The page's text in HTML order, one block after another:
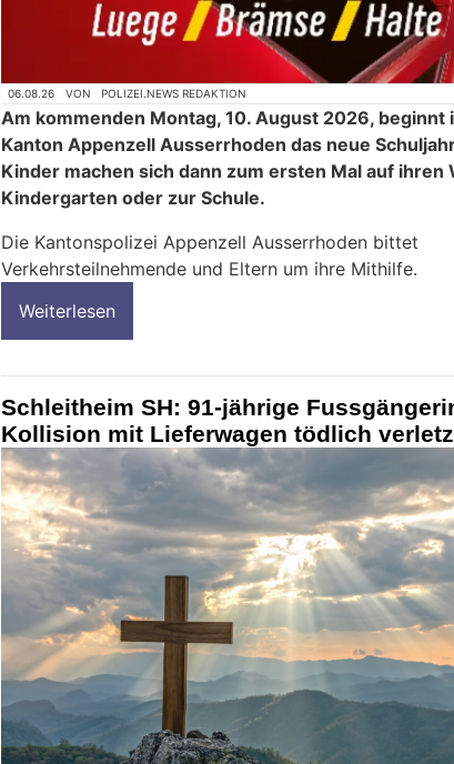
06.08.26 VON POLIZEI.NEWS REDAKTION
Am kommenden Montag, 10. August 2026, beginnt
Kanton Appenzell Ausserrhoden das neue
Kinder machen sich dann zum ersten Mal auf ihren
Kindergarten oder zur Schule.
Die Kantonspolizei Appenzell Ausserrhoden bittet
Verkehrsteilnehmende und Eltern um ihre Mithilfe.
Weiterlesen
Schleitheim SH: 91-jährige
Kollision mit Lieferwagen tödlich